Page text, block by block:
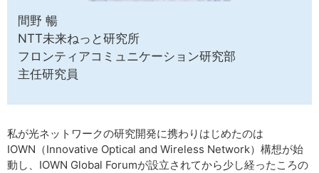
間野 暢
NTT未来ねっと研究所
フロンティアコミュニケーション研究部
主任研究員
私が光ネットワークの研究開発に携わりはじめたのは
IOWN（Innovative Optical and Wireless Network）構想が始
動し、IOWN Global Forumが設立されてから少し経ったころの